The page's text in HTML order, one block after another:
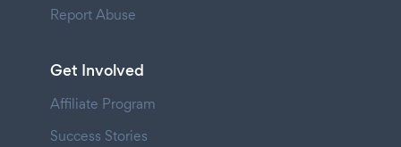
Report Abuse
Get Involved
Affiliate Program
Success Stories